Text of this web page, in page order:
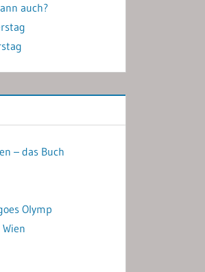
auch?
– das Buch
Olymp